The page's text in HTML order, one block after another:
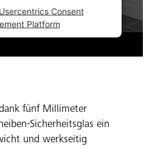
fünf Millimeter
Sicherheitsglas ein
und werkseitig
Usercentrics Consent
Platform